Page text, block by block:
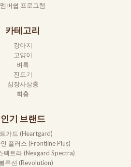
멤버쉽 프로그램
카테고리
강아지
고양이
벼룩
진드기
심장사상충
회충
인기 브랜드
가드 (Heartgard)
플러스 (Frontline Plus)
펙트라 (Nexgard Spectra)
루션 (Revolution)